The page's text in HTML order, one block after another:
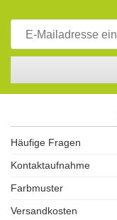
Häufige Fragen
Kontaktaufnahme
Farbmuster
Versandkosten